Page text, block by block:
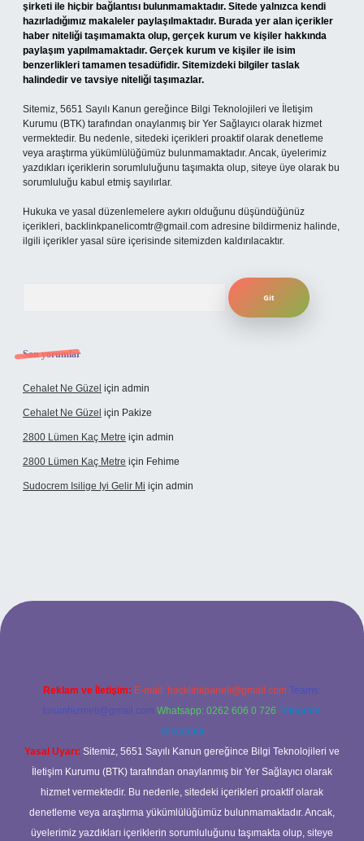
şirketi ile hiçbir bağlantısı bulunmamaktadır. Sitede yalnızca kendi
hazırladığımız makaleler paylaşılmaktadır. Burada yer alan içerikler
haber niteliği taşımamakta olup, gerçek kurum ve kişiler hakkında
paylaşım yapılmamaktadır. Gerçek kurum ve kişiler ile isim
benzerlikleri tamamen tesadüfidir. Sitemizdeki bilgiler taslak
halindedir ve tavsiye niteliği taşımazlar.
Sitemiz, 5651 Sayılı Kanun gereğince Bilgi Teknolojileri ve İletişim
Kurumu (BTK) tarafından onaylanmış bir Yer Sağlayıcı olarak hizmet
vermektedir. Bu nedenle, sitedeki içerikleri proaktif olarak denetleme
veya araştırma yükümlülüğümüz bulunmamaktadır. Ancak, üyelerimiz
yazdıkları içeriklerin sorumluluğunu taşımakta olup, siteye üye olarak bu
sorumluluğu kabul etmiş sayılırlar.
Hukuka ve yasal düzenlemelere aykırı olduğunu düşündüğünüz
içerikleri, backlinkpanelicomtr@gmail.com adresine bildirmeniz halinde,
ilgili içerikler yasal süre içerisinde sitemizden kaldırılacaktır.
Son yorumlar
Cehalet Ne Güzel için admin
Cehalet Ne Güzel için Pakize
2800 Lümen Kaç Metre için admin
2800 Lümen Kaç Metre için Fehime
Sudocrem Isilige Iyi Gelir Mi için admin
opera bet giriş
Reklam ve İletişim: E-mail: backlinkpaneli@gmail.com Teams:
forumhizmeti@gmail.com Whatsapp: 0262 606 0 726 Telegram:
@karabul
Yasal Uyarı: Sitemiz, 5651 Sayılı Kanun gereğince Bilgi Teknolojileri ve
İletişim Kurumu (BTK) tarafından onaylanmış bir Yer Sağlayıcı olarak
hizmet vermektedir. Bu nedenle, sitedeki içerikleri proaktif olarak
denetleme veya araştırma yükümlülüğümüz bulunmamaktadır. Ancak,
üyelerimiz yazdıkları içeriklerin sorumluluğunu taşımakta olup, siteye